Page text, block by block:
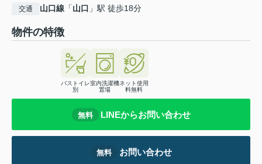
交通 山口線 「山口 」駅 徒歩18分
物件の特徴
バストイレ
別
室内洗濯機
置場
ネット使用
料無料
無料 LINEからお問い合わせ
無料 お問い合わせ